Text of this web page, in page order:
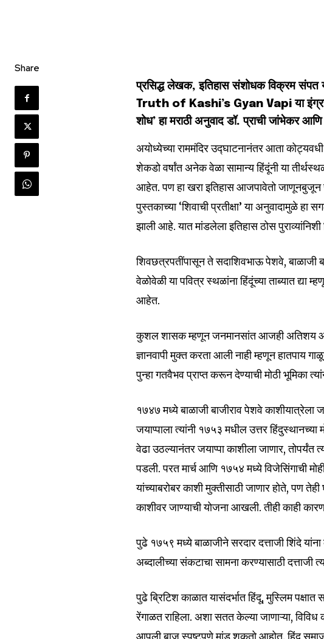
SUBSCRIBERS and
of the conversation.
Share
प्रसिद्ध लेखक, इतिहास संशोधक विक्रम
Truth of Kashi’s Gyan Vapi या इंग्रजी
शोध’ हा मराठी अनुवाद डॉ. प्राची जांभेकर
अयोध्येच्या राममंदिर उद्घाटनानंतर आता
शेकडो वर्षांत अनेक वेळा सामान्य हिंदूंनी या
आहेत. पण हा खरा इतिहास आजपावेतो जाणूनबुजून
पुस्तकाच्या ‘शिवाची प्रतीक्षा’ या अनुवादामुळे हा
झाली आहे. यात मांडलेला इतिहास ठोस
शिवछत्रपतींपासून ते सदाशिवभाऊ पेशवे, बाळाजी
वेळोवेळी या पवित्र स्थळांना हिंदूंच्या ताब्यात द्या
आहेत.
कुशल शासक म्हणून जनमानसांत आजही अतिशय
ज्ञानवापी मुक्त करता आली नाही म्हणून हातपाय
पुन्हा गतवैभव प्राप्त करून देण्याची मोठी भूमिका
१७४७ मध्ये बाळाजी बाजीराव पेशवे
जयाप्पाला त्यांनी १७५३ मधील उत्तर
वेढा उठल्यानंतर जयाप्पा काशीला जाणार, तोपर्यंत
पडली. परत मार्च आणि १७५४ मध्ये विजेसिंगाची
यांच्याबरोबर काशी मुक्तीसाठी जाणार होते, पण
काशीवर जाण्याची योजना आखली. तीही काही
पुढे १७५९ मध्ये बाळाजीने सरदार दत्ताजी शिंदे
अब्दालीच्या संकटाचा सामना करण्यासाठी
पुढे ब्रिटिश काळात यासंदर्भात हिंदू, मुस्लिम
रेंगाळत राहिला. अशा सतत केल्या जाणाऱ्या,